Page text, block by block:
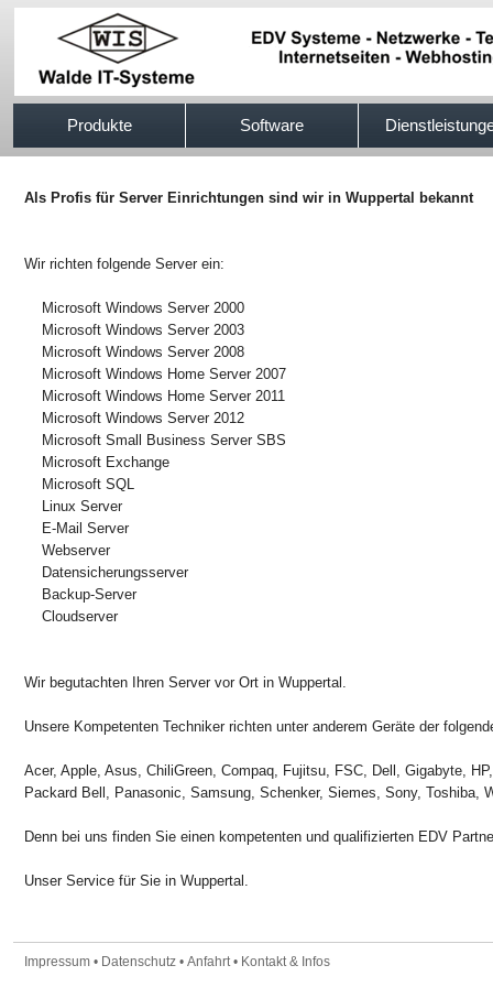
Produkte Software
Als Profis für Server Einrichtungen sind wir in Wuppertal bekannt
Wir richten folgende Server ein:
Microsoft Windows Server 2000
Microsoft Windows Server 2003
Microsoft Windows Server 2008
Microsoft Windows Home Server 2007
Microsoft Windows Home Server 2011
Microsoft Windows Server 2012
Microsoft Small Business Server SBS
Microsoft Exchange
Microsoft SQL
Linux Server
E-Mail Server
Webserver
Datensicherungsserver
Backup-Server
Cloudserver
Wir begutachten Ihren Server vor Ort in Wuppertal.
Unsere Kompetenten Techniker richten unter anderem Geräte der
Acer, Apple, Asus, ChiliGreen, Compaq, Fujitsu, FSC, Dell, Gigabyte,
Packard Bell, Panasonic, Samsung, Schenker, Siemes, Sony, Toshiba,
Denn bei uns finden Sie einen kompetenten und qualifizierten EDV
Unser Service für Sie in Wuppertal.
Impressum • Datenschutz • Anfahrt• Kontakt & Infos